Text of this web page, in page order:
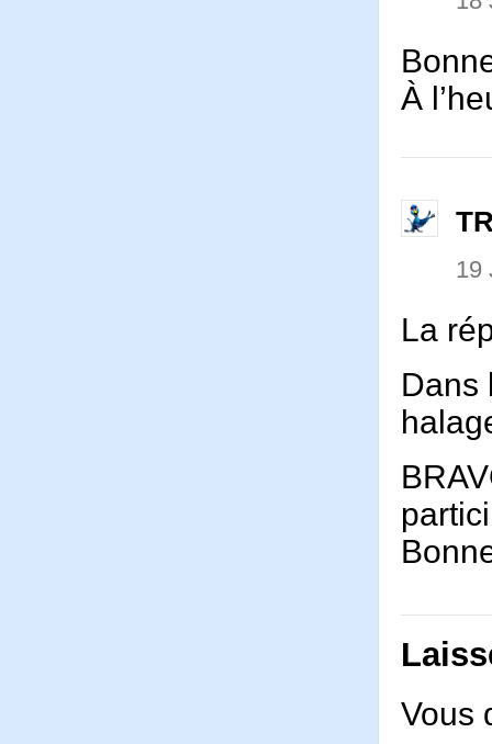
À
19
La
Dans
Vous